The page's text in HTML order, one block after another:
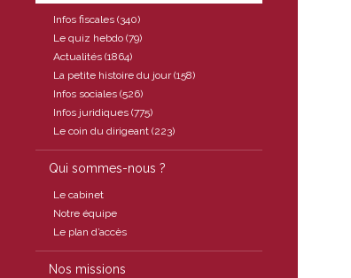
Infos fiscales (340)
Le quiz hebdo (79)
Actualités (1864)
La petite histoire du jour (158)
Infos sociales (526)
Infos juridiques (775)
Le coin du dirigeant (223)
Qui sommes-nous ?
Le cabinet
Notre équipe
Le plan d’accès
Nos missions